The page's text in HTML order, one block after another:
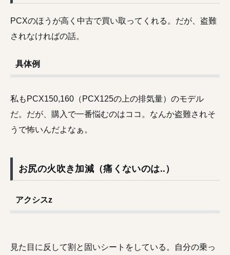
PCXのほうが高く中古で買い取ってくれる。だが、盗難
されなければの話。
具体例
私もPCX150,160（PCX125の上の排気量）のモデル
だ。だが、購入で一番悩むのはココ。なんか盗難されそ
うで怖いんだよなぁ。
お尻の火吹き加減（痛くないのは..）
アクシスz
見た目に反して割と固いシートをしている。自分の乗っ